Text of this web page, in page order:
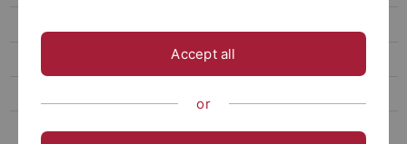
Medizinische Terminologie
Accept all
or